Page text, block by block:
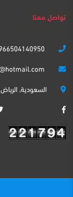
تواصل معنا
السعودية, الرياض